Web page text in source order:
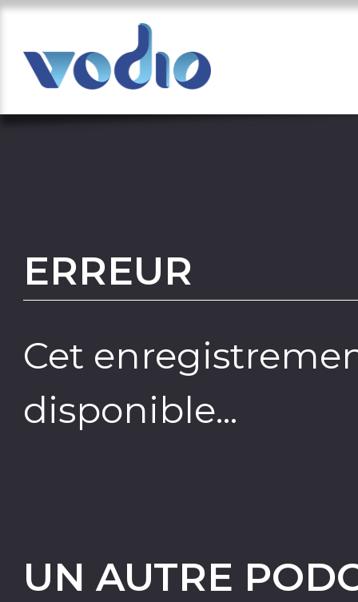
ERREUR
Cet
disponible...
UN AUTRE